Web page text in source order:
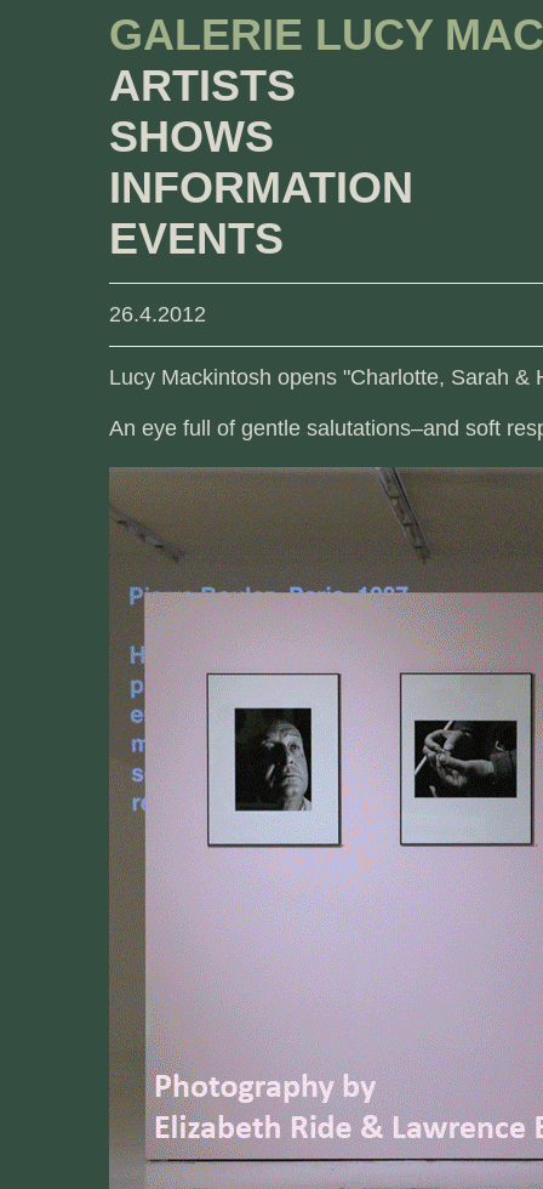
GALERIE LUCY
ARTISTS
SHOWS
INFORMATION
EVENTS
26.4.2012
Lucy Mackintosh opens "Charlotte, Sarah &
An eye full of gentle salutations–and soft